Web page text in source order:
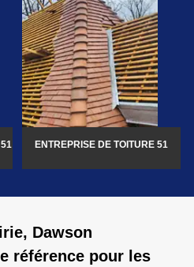
ENTREPRISE DE TOITURE 51
Dawson
référence pour les